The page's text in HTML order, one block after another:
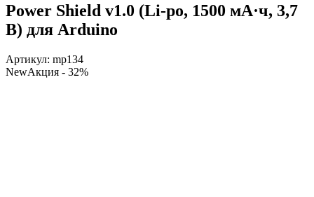
Power Shield v1.0 (Li-po, 1500 мА·ч, 3,7
В) для Arduino
Артикул: mp134
NewАкция - 32%